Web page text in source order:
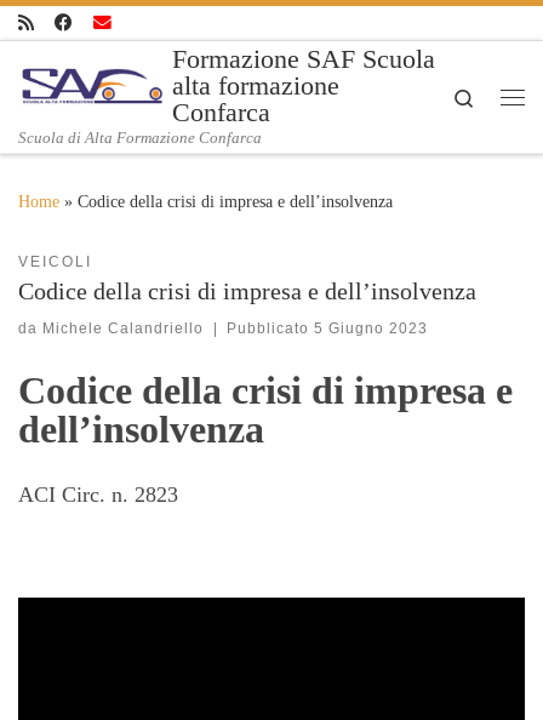
Skip to content
Formazione SAF Scuola
alta formazione
Confarca
Scuola di Alta Formazione Confarca
Search
Home » Codice della crisi di impresa e dell’insolvenza
VEICOLI
Codice della crisi di impresa e dell’insolvenza
da Michele Calandriello | Pubblicato5 Giugno 2023
Codice della crisi di impresa e
dell’insolvenza
ACI Circ. n. 2823